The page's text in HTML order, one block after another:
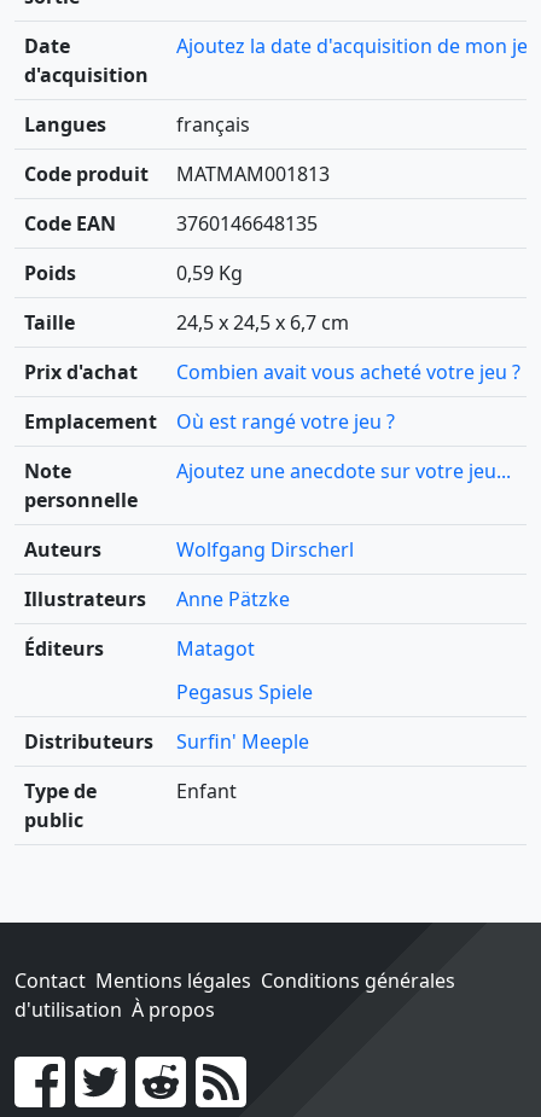
Date
d'acquisition
Ajoutez la date d'acquisition de mon jeu
Langues
français
Code produit
MATMAM001813
Code EAN
3760146648135
Poids
0,59 Kg
Taille
24,5 x 24,5 x 6,7 cm
Prix d'achat
Combien avait vous acheté votre jeu ?
Emplacement
Où est rangé votre jeu ?
Note
personnelle
Ajoutez une anecdote sur votre jeu...
Auteurs
Wolfgang Dirscherl
Illustrateurs
Anne Pätzke
Éditeurs
Matagot
Pegasus Spiele
Distributeurs
Surfin' Meeple
Type de
public
Enfant
Contact Mentions légales Conditions générales
d'utilisation À propos